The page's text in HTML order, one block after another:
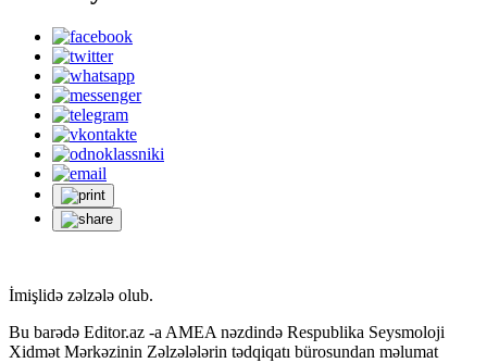
İmişlidə zəlzələ olub.
Bu barədə Editor.az -a AMEA nəzdində Respublika Seysmoloji
Xidmət Mərkəzinin Zəlzələlərin tədqiqatı bürosundan məlumat